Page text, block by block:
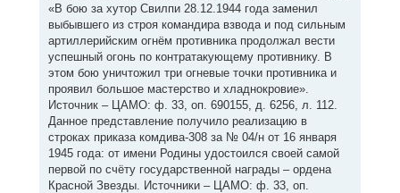
«В бою за хутор Свилпи 28.12.1944 года заменил
выбывшего из строя командира взвода и под сильным
артиллерийским огнём противника продолжал вести
успешный огонь по контратакующему противнику. В
этом бою уничтожил три огневые точки противника и
проявил большое мастерство и хладнокровие».
Источник – ЦАМО: ф. 33, оп. 690155, д. 6256, л. 112.
Данное представление получило реализацию в
строках приказа комдива-308 за № 04/н от 16 января
1945 года: от имени Родины удостоился своей самой
первой по счёту государственной награды – ордена
Красной Звезды. Источники – ЦАМО: ф. 33, оп.